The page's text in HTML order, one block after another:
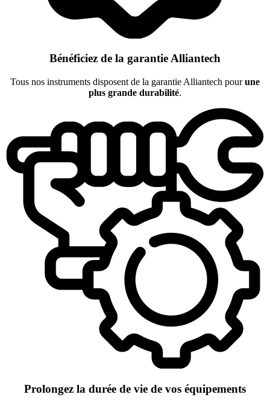
Bénéficiez de la garantie Alliantech
Tous nos instruments disposent de la garantie Alliantech pourune
plus grande durabilité.
Prolongez la durée de vie de vos équipements